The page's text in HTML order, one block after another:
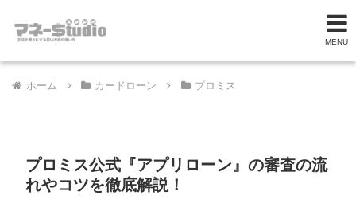
MENU
ホーム カードローン プロミス
プロミス公式『アプリローン』の審査の流
れやコツを徹底解説！